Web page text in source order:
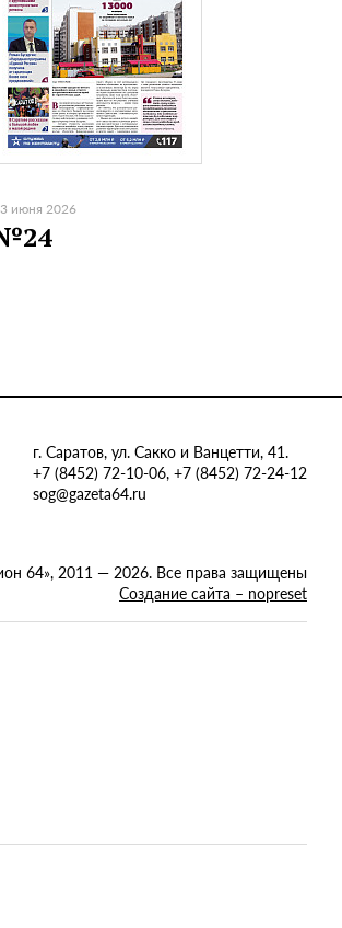
июня 2026
г. Саратов, ул. Сакко и Ванцетти, 41.
+7 (8452) 72-10-06, +7 (8452) 72-24-12
sog@gazeta64.ru
64», 2011 — 2026. Все права защищены
Создание сайта – nopreset